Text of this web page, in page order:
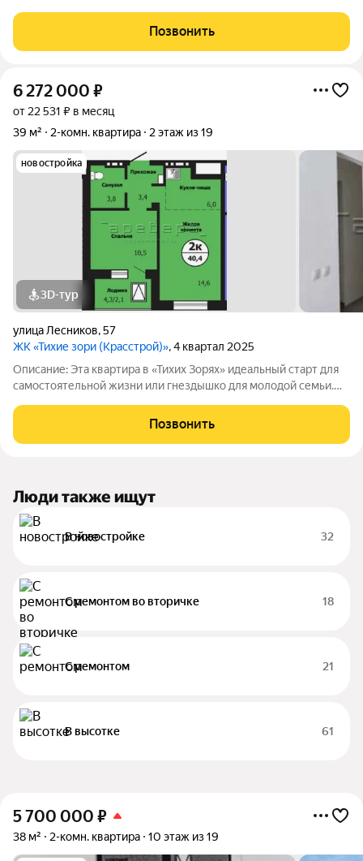
СЕМЕЙНАЯ ценность. ИПОТЕКА ВОЗМОЖНА. Возможен
жилищный сертификат, материнский капитал.
Позвонить
6 272 000 ₽
от 22 531 ₽ в месяц
39 м²
2-комн. квартира 2 этаж из 19
новостройка
3D-тур
улица Лесников,57
ЖК «Тихие зори (Красстрой)», 4 квартал 2025
Описание: Эта квартира в «Тихих Зорях» идеальный старт для
самостоятельной жизни или гнездышко для молодой семьи.
готовность к заезду и выгоду. Евро-планировка с
объединенной гостиной-кухней и
Позвонить
Люди также ищут
В новостройке 32
С ремонтом во вторичке 18
С ремонтом 21
В высотке 61
5 700 000 ₽
38 м² 2-комн. квартира 10 этаж из 19